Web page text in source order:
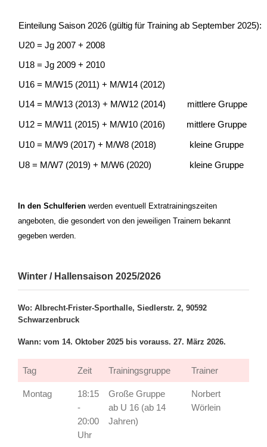
Einteilung Saison 2026 (gültig für Training ab September 2025):
U20 = Jg 2007 + 2008
U18 = Jg 2009 + 2010
U16 = M/W15 (2011) + M/W14 (2012)
U14 = M/W13 (2013) + M/W12 (2014) mittlere Gruppe
U12 = M/W11 (2015) + M/W10 (2016) mittlere Gruppe
U10 = M/W9 (2017) + M/W8 (2018) kleine Gruppe
U8 = M/W7 (2019) + M/W6 (2020) kleine Gruppe
In den Schulferien werden eventuell Extratrainingszeiten
angeboten, die gesondert von den jeweiligen Trainern bekannt
gegeben werden.
Winter / Hallensaison 2025/2026
Wo: Albrecht-Frister-Sporthalle, Siedlerstr. 2, 90592
Schwarzenbruck
Wann: vom 14. Oktober 2025 bis vorauss. 27. März 2026.
Tag Zeit Trainingsgruppe Trainer
Montag
18:15
-
20:00
Uhr
Große Gruppe
ab U 16 (ab 14
Jahren)
Norbert
Wörlein